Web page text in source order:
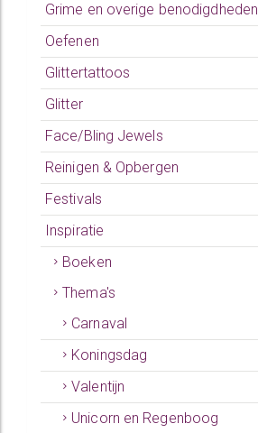
Grime en overige benodigdheden
Oefenen
Glittertattoos
Glitter
Face/Bling Jewels
Reinigen & Opbergen
Festivals
Inspiratie
Boeken
Thema's
Carnaval
Koningsdag
Valentijn
Unicorn en Regenboog